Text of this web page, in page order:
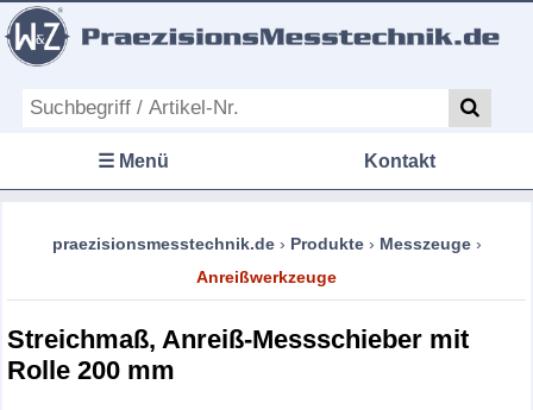
☰ Menü Kontakt
praezisionsmesstechnik.de › Produkte › Messzeuge ›
Anreißwerkzeuge
Streichmaß, Anreiß-Messschieber mit
Rolle 200 mm